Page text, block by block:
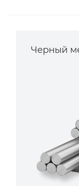
Черный